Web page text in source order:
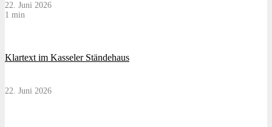
22. Juni 2026
1 min
Klartext im Kasseler Ständehaus
22. Juni 2026